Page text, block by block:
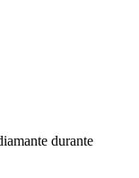
durante